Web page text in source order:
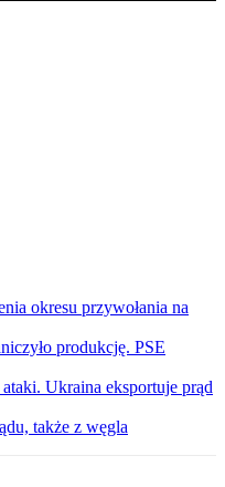
okresu przywołania na
produkcję. PSE
Ukraina eksportuje prąd
także z węgla